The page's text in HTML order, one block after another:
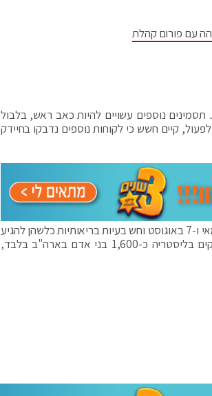
עם פורום קהלת
תסמינים נוספים עשויים להיות כאב ראש, בלבול
קיים חשש כי לקוחות נוספים נדבקו בחיידק
בשל כך, משרד הבריאות של מדינת וושינגטון קרא לכל מי שסעד במסעדה בין 29 במאי ו-7 באוגוסט וחש בעיות בריאותיות כלשהן להגיע
להיבדק בבית החולים עם חשד להידבקות בליסטריה. הערכה היא שמדי שנה נדבקים בליסטריה כ-1,600 בני אדם בארה"ב בלבד,